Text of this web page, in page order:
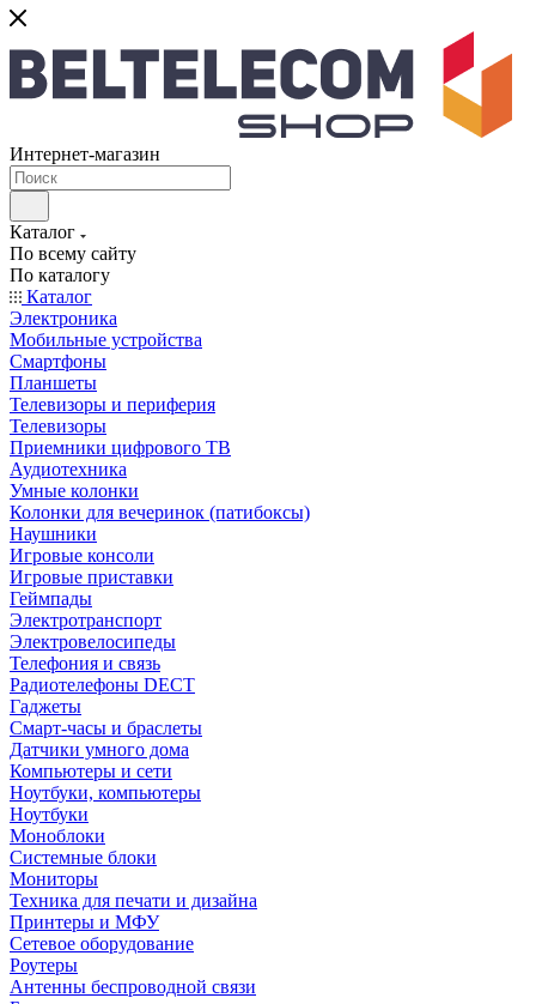
Интернет-магазин
Каталог
По всему сайту
По каталогу
Каталог
Электроника
Мобильные устройства
Смартфоны
Планшеты
Телевизоры и периферия
Телевизоры
Приемники цифрового ТВ
Аудиотехника
Умные колонки
Колонки для вечеринок (патибоксы)
Наушники
Игровые консоли
Игровые приставки
Геймпады
Электротранспорт
Электровелосипеды
Телефония и связь
Радиотелефоны DECT
Гаджеты
Смарт-часы и браслеты
Датчики умного дома
Компьютеры и сети
Ноутбуки, компьютеры
Ноутбуки
Моноблоки
Системные блоки
Мониторы
Техника для печати и дизайна
Принтеры и МФУ
Сетевое оборудование
Роутеры
Антенны беспроводной связи